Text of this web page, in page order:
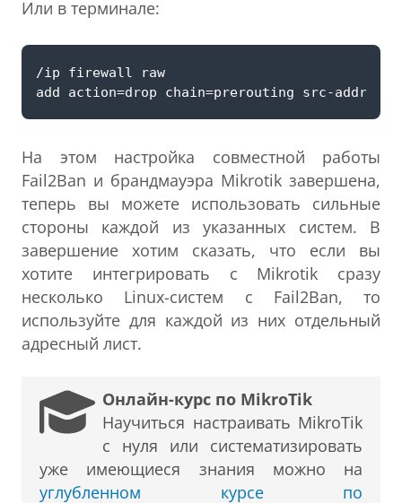
Или в терминале:
На этом настройка совместной работы
Fail2Ban и брандмауэра Mikrotik завершена,
теперь вы можете использовать сильные
стороны каждой из указанных систем. В
завершение хотим сказать, что если вы
хотите интегрировать с Mikrotik сразу
несколько Linux-систем с Fail2Ban, то
используйте для каждой из них отдельный
адресный лист.
Онлайн-курс по MikroTik
Научиться настраивать MikroTik
с нуля или систематизировать
уже имеющиеся знания можно на
углубленном курсе по